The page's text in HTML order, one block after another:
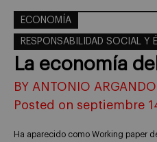
ECONOMÍA
RESPONSABILIDAD SOCIAL Y
La economía
BY ANTONIO
Posted on septiembre
Ha aparecido como Working paper